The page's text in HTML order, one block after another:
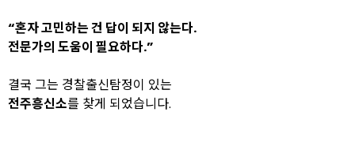
“혼자 고민하는 건 답이 되지 않는다.
전문가의 도움이 필요하다.”
결국 그는 경찰출신탐정이 있는
전주흥신소를 찾게 되었습니다.